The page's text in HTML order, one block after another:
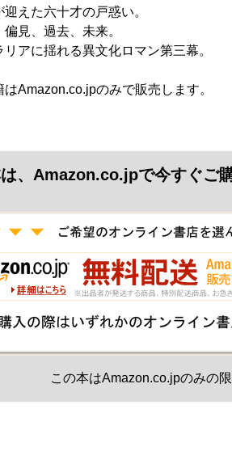
えた六十才の戸惑い。
見、過去、未来。
リアに揺れる異文化ロマン第三幕。
Amazon.co.jpのみで販売します。
、Amazon.co.jpで今すぐご
この本はAmazon.co.jpのみの